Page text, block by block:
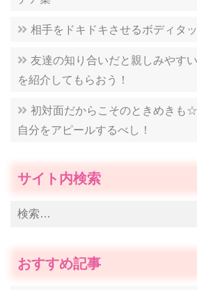
相手をドキドキさせるボディタ
友達の知り合いだと親しみやす
を紹介してもらおう！
初対面だからこそのときめきも
自分をアピールするべし！
サイト内検索
検
おすすめ記事